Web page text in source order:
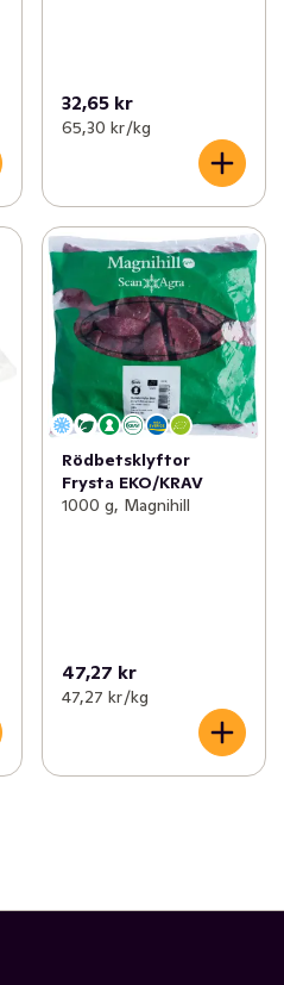
32,65 kr
65,30 kr /kg
Rödbetsklyftor
Frysta EKO/KRAV
1000 g, Magnihill
47,27 kr
47,27 kr /kg